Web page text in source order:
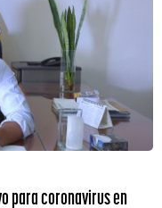
para coronavirus en